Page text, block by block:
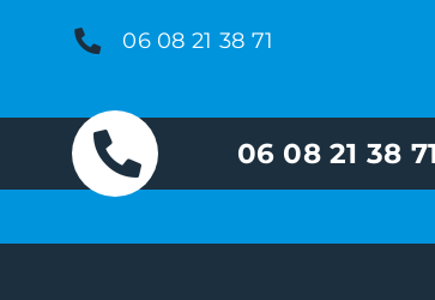
06 08 21 38 71
06 08 21 38